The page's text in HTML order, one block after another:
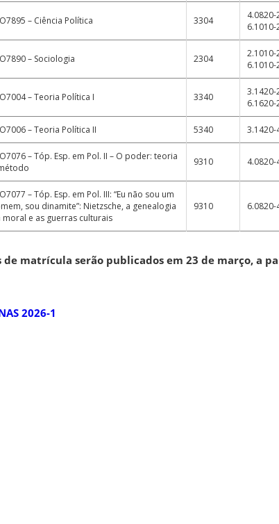
– Ciência Política 3304
4.0820-
6.1010-
– Sociologia 2304
2.1010-
6.1010-
– Teoria Política I 3340
3.1420-
6.1620-
– Teoria Política II 5340 3.1420-
– Tóp. Esp. em Pol. II – O poder: teoria
9310 4.0820-
– Tóp. Esp. em Pol. III: “Eu não sou um
sou dinamite”: Nietzsche, a genealogia
moral e as guerras culturais
9310 6.0820-
de matrícula serão publicados em 23 de março, a
2026-1